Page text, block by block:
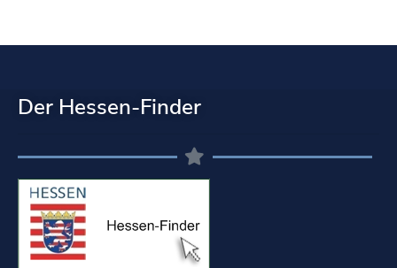
Der Hessen-Finder